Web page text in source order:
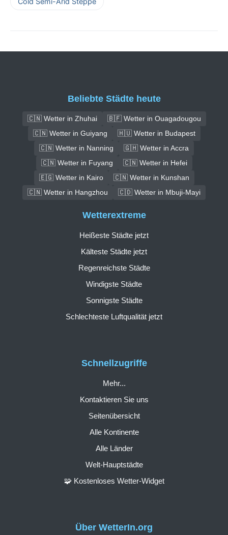
Beliebte Städte heute
🇨🇳 Wetter in Zhuhai
🇧🇫 Wetter in Ouagadougou
🇨🇳 Wetter in Guiyang
🇭🇺 Wetter in Budapest
🇨🇳 Wetter in Nanning
🇬🇭 Wetter in Accra
🇨🇳 Wetter in Fuyang
🇨🇳 Wetter in Hefei
🇪🇬 Wetter in Kairo
🇨🇳 Wetter in Kunshan
🇨🇳 Wetter in Hangzhou
🇨🇩 Wetter in Mbuji-Mayi
Über WetterIn.org
Schnellzugriffe
Mehr...
Kontaktieren Sie uns
Seitenübersicht
Alle Kontinente
Alle Länder
Welt-Hauptstädte
🧩 Kostenloses Wetter-Widget
Wetterextreme
Heißeste Städte jetzt
Kälteste Städte jetzt
Regenreichste Städte
Windigste Städte
Sonnigste Städte
Schlechteste Luftqualität jetzt